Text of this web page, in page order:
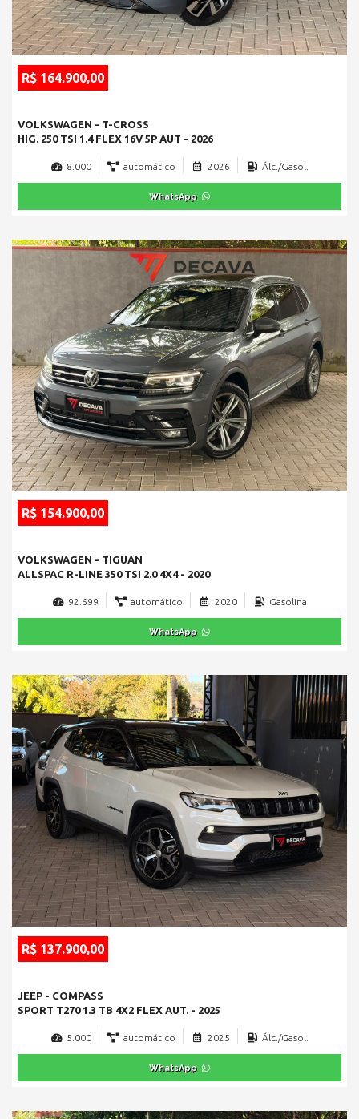
R$ 164.900,00
VOLKSWAGEN - T-CROSS
HIG. 250 TSI 1.4 FLEX 16V 5P AUT - 2026
8.000 automático 2026 Álc./Gasol.
WhatsApp
R$ 154.900,00
VOLKSWAGEN - TIGUAN
ALLSPAC R-LINE 350 TSI 2.0 4X4 - 2020
92.699 automático 2020 Gasolina
WhatsApp
R$ 137.900,00
JEEP - COMPASS
SPORT T270 1.3 TB 4X2 FLEX AUT. - 2025
5.000 automático 2025 Álc./Gasol.
WhatsApp